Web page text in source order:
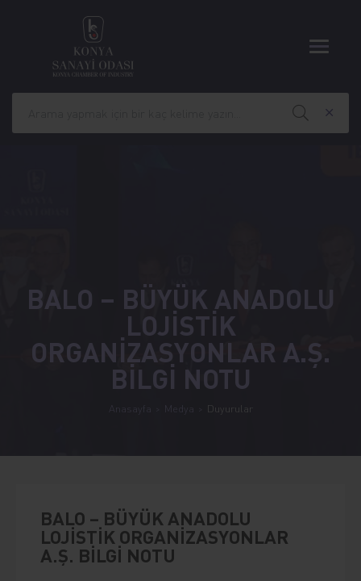
BALO – BÜYÜK ANADOLU
LOJİSTİK
ORGANİZASYONLAR A.Ş.
BİLGİ NOTU
Anasayfa Medya Duyurular
BALO – BÜYÜK ANADOLU
LOJİSTİK ORGANİZASYONLAR
A.Ş. BİLGİ NOTU